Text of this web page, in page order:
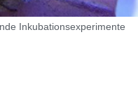
Inkubationsexperimente